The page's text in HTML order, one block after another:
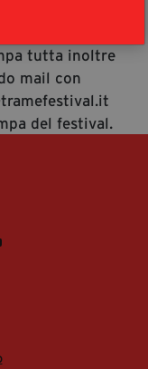
accesso-
tutta inoltre
mail con
del festival.